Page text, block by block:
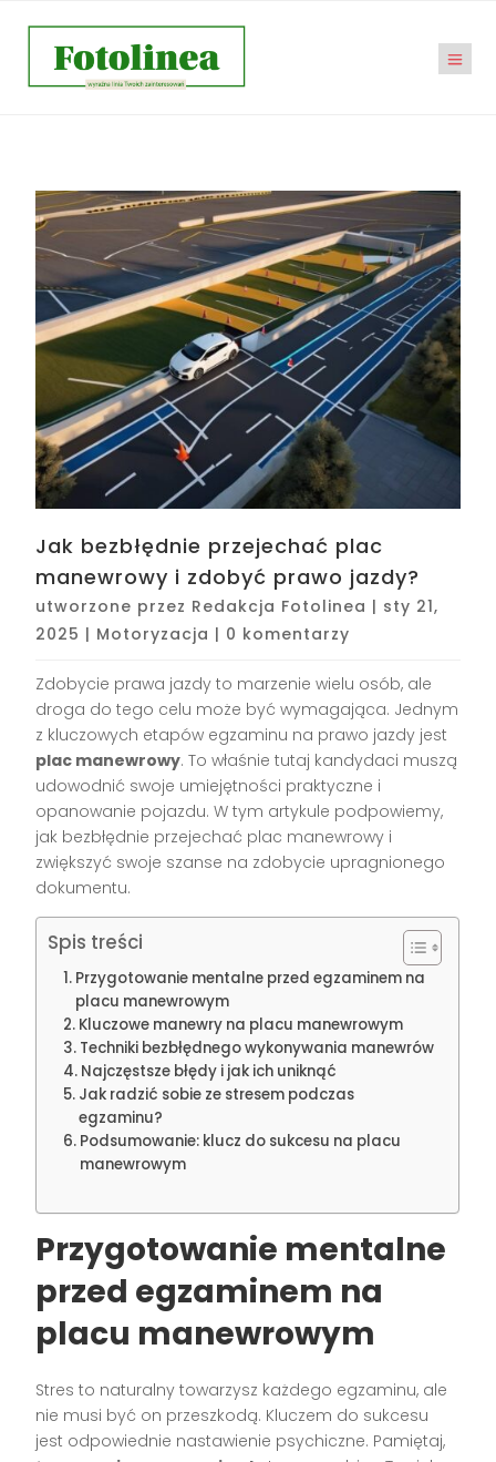
Jak bezbłędnie przejechać plac
manewrowy i zdobyć prawo jazdy?
utworzone przez Redakcja Fotolinea | sty 21,
2025 | Motoryzacja | 0 komentarzy
Zdobycie prawa jazdy to marzenie wielu osób, ale
droga do tego celu może być wymagająca. Jednym
z kluczowych etapów egzaminu na prawo jazdy jest
plac manewrowy. To właśnie tutaj kandydaci muszą
udowodnić swoje umiejętności praktyczne i
opanowanie pojazdu. W tym artykule podpowiemy,
jak bezbłędnie przejechać plac manewrowy i
zwiększyć swoje szanse na zdobycie upragnionego
dokumentu.
Spis treści
Przygotowanie mentalne przed egzaminem na
placu manewrowym
Kluczowe manewry na placu manewrowym
Techniki bezbłędnego wykonywania manewrów
Najczęstsze błędy i jak ich uniknąć
Jak radzić sobie ze stresem podczas
egzaminu?
Podsumowanie: klucz do sukcesu na placu
manewrowym
Przygotowanie mentalne
przed egzaminem na
placu manewrowym
Stres to naturalny towarzysz każdego egzaminu, ale
nie musi być on przeszkodą. Kluczem do sukcesu
jest odpowiednie nastawienie psychiczne. Pamiętaj,